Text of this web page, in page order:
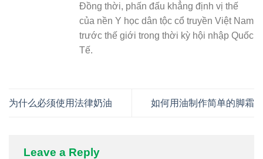
Đồng thời, phấn đấu khẳng định vị thế
của nền Y học dân tộc cổ truyền Việt Nam
trước thế giới trong thời kỳ hội nhập Quốc
Tế.
为什么必须使用法律奶油 如何用油制作简单的脚霜
Leave a Reply